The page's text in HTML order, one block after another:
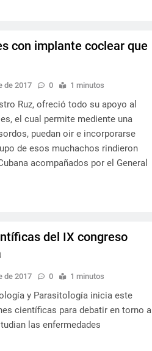
con implante coclear que
de 2017 0 1 minutos
Ruz, ofreció todo su apoyo al
el cual permite mediente una
puedan oir e incorporarse
de esos muchachos rindieron
acompañados por el General
del IX congreso
de 2017 0 1 minutos
y Parasitología inicia este
científicas para debatir en torno a
las enfermedades